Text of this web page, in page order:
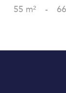
55 m² -